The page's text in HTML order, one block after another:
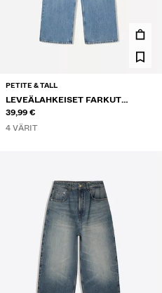
PETITE & TALL
LEVEÄLAHKEISET FARKUT
KIETAISUVYÖTÄRÖLLÄ
39,99 €
4 VÄRIT